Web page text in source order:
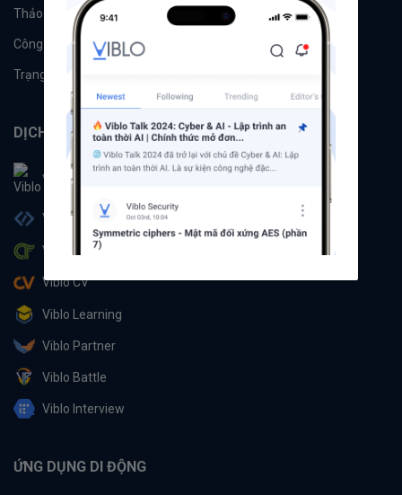
Thảo luận Đề xuất hệ thống
Công cụ Machine Learning
Trạng thái hệ thống
DỊCH VỤ
Viblo
Viblo Code
Viblo CTF
Viblo CV
Viblo Learning
Viblo Partner
Viblo Battle
Viblo Interview
ỨNG DỤNG DI ĐỘNG